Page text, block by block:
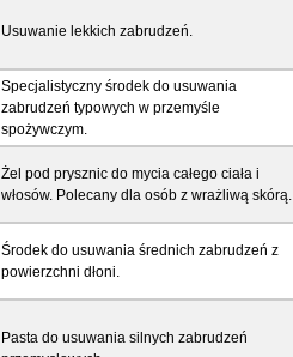
Usuwanie lekkich zabrudzeń.
Specjalistyczny środek do usuwania
zabrudzeń typowych w przemyśle
spożywczym.
Żel pod prysznic do mycia całego ciała i
włosów. Polecany dla osób z wrażliwą skórą.
Środek do usuwania średnich zabrudzeń z
powierzchni dłoni.
Pasta do usuwania silnych zabrudzeń